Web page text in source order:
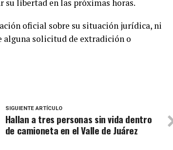
su libertad en las próximas horas.
oficial sobre su situación jurídica, ni
alguna solicitud de extradición o
SIGUIENTE ARTÍCULO
Hallan a tres personas sin vida dentro
de camioneta en el Valle de Juárez